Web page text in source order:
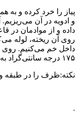
پیاز را خرد کرده و
و ادویه در آن
داده و از موادمان در
روی آن ریخته، لوله
داخل خم می‌کنیم. روی
۱۷۵ درجه سانتی‌گراد به مدت ۲۰ دقیقه می‌پزیم .
نکته:ظرف را در طبقه
.